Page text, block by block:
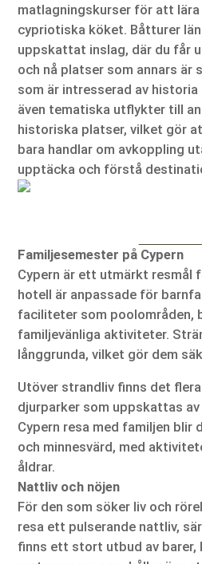
matlagningskurser för att
cypriotiska köket. Båtturer
uppskattat inslag, där du får
och nå platser som annars är
som är intresserad av
även tematiska utflykter till
historiska platser, vilket gör
bara handlar om avkoppling
upptäcka och förstå
Familjesemester på Cypern
Cypern är ett utmärkt resmål
hotell är anpassade för
faciliteter som poolområden,
familjevänliga aktiviteter.
långgrunda, vilket gör dem
Utöver strandliv finns det
djurparker som uppskattas av
Cypern resa med familjen blir
och minnesvärd, med
åldrar.
Nattliv och nöjen
För den som söker liv och
resa ett pulserande nattliv,
finns ett stort utbud av barer,